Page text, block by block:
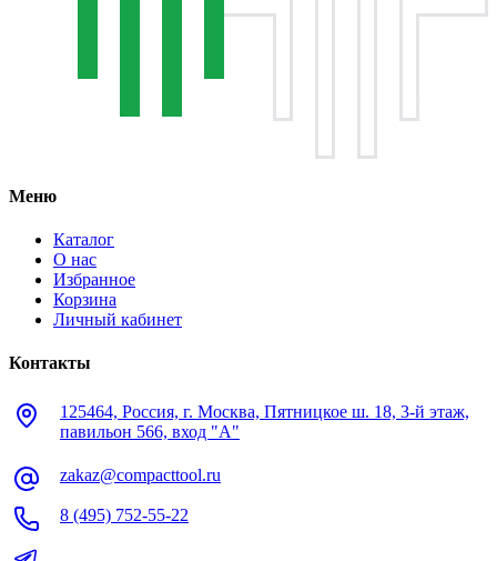
Меню
Каталог
О нас
Избранное
Корзина
Личный кабинет
Контакты
125464, Россия, г. Москва, Пятницкое ш. 18, 3-й этаж,
павильон 566, вход "А"
zakaz@compacttool.ru
8 (495) 752-55-22